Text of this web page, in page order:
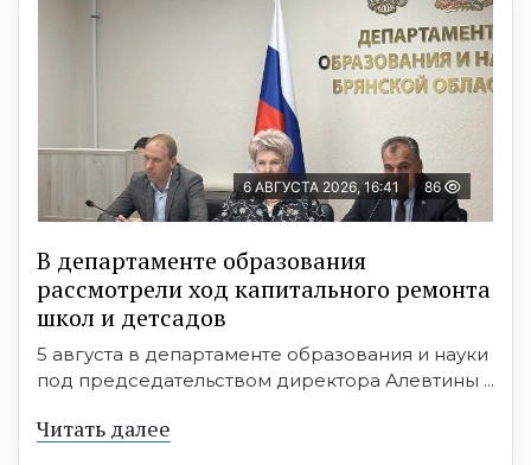
6 АВГУСТА 2026, 16:41 86
В департаменте образования
рассмотрели ход капитального ремонта
школ и детсадов
5 августа в департаменте образования и науки
под председательством директора Алевтины ...
Читать далее